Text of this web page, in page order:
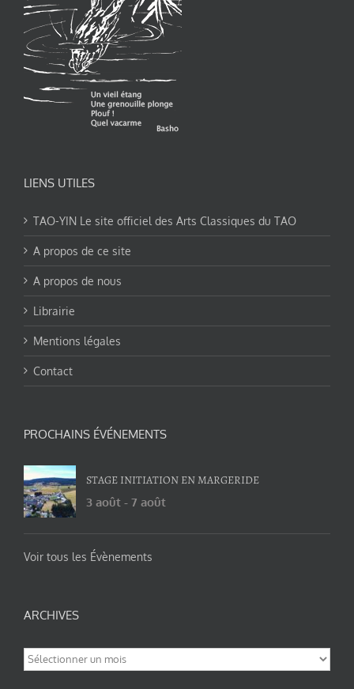
LIENS UTILES
TAO-YIN Le site officiel des Arts Classiques du TAO
A propos de ce site
A propos de nous
Librairie
Mentions légales
Contact
PROCHAINS ÉVÉNEMENTS
STAGE INITIATION EN MARGERIDE
3 août - 7 août
Voir tous les Évènements
ARCHIVES
Archives